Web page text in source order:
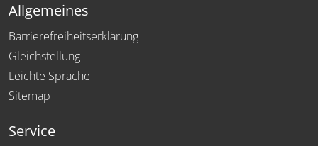
Allgemeines
Barrierefreiheitserklärung
Gleichstellung
Leichte Sprache
Sitemap
Service